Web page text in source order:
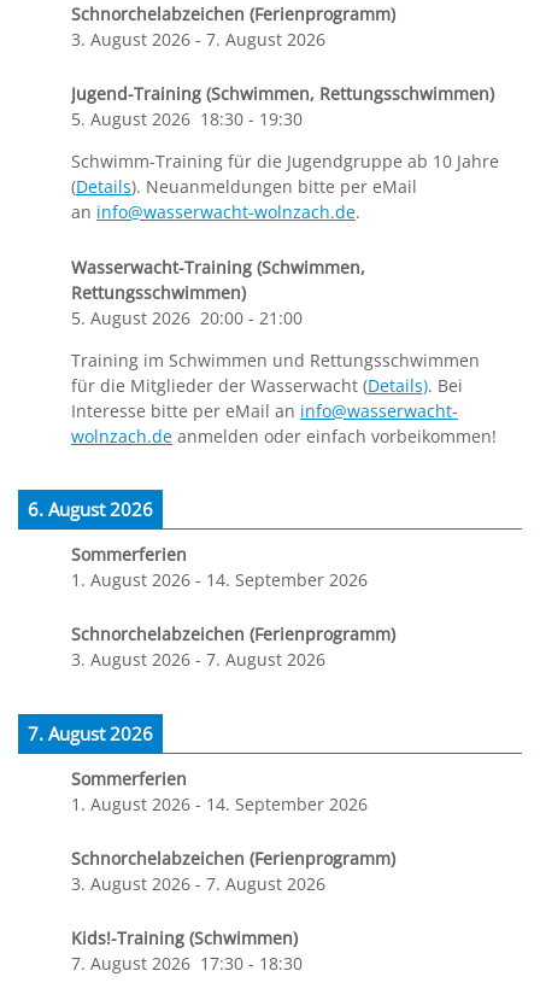
Schnorchelabzeichen (Ferienprogramm)
3. August 2026 - 7. August 2026
Jugend-Training (Schwimmen, Rettungsschwimmen)
5. August 2026 18:30 - 19:30
Schwimm-Training für die Jugendgruppe ab 10 Jahre
(Details). Neuanmeldungen bitte per eMail
an info@wasserwacht-wolnzach.de.
Wasserwacht-Training (Schwimmen,
Rettungsschwimmen)
5. August 2026 20:00 - 21:00
Training im Schwimmen und Rettungsschwimmen
für die Mitglieder der Wasserwacht (Details). Bei
Interesse bitte per eMail an info@wasserwacht-
wolnzach.de anmelden oder einfach vorbeikommen!
6. August 2026
Sommerferien
1. August 2026 - 14. September 2026
Schnorchelabzeichen (Ferienprogramm)
3. August 2026 - 7. August 2026
7. August 2026
Sommerferien
1. August 2026 - 14. September 2026
Schnorchelabzeichen (Ferienprogramm)
3. August 2026 - 7. August 2026
Kids!-Training (Schwimmen)
7. August 2026 17:30 - 18:30